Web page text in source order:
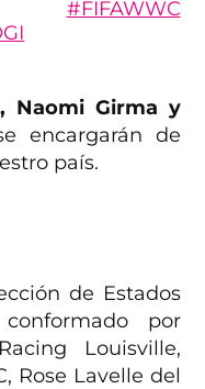
#FIFAWWC
Naomi Girma y
encargarán de
país.
de Estados
por
Louisville,
Rose Lavelle del